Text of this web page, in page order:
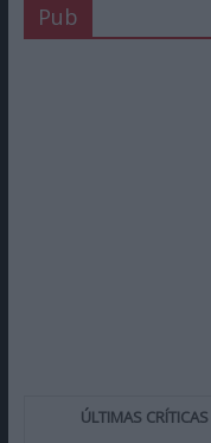
Pub
ÚLTIMAS CRÍTICAS